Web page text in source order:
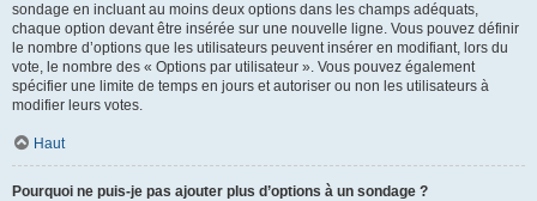
sondage en incluant au moins deux options dans les champs adéquats,
chaque option devant être insérée sur une nouvelle ligne. Vous pouvez définir
le nombre d’options que les utilisateurs peuvent insérer en modifiant, lors du
vote, le nombre des « Options par utilisateur ». Vous pouvez également
spécifier une limite de temps en jours et autoriser ou non les utilisateurs à
modifier leurs votes.
Haut
Pourquoi ne puis-je pas ajouter plus d’options à un sondage ?